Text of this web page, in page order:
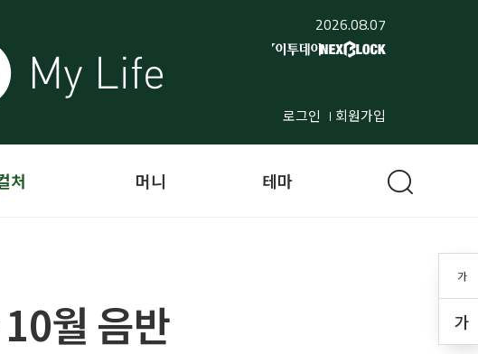
2026.08.07
로그인 회원가입
가
가
처 머니 테마
월 음반